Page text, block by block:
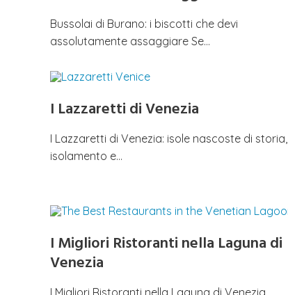
Bussolai di Burano: i biscotti che devi
assolutamente assaggiare Se…
I Lazzaretti di Venezia
I Lazzaretti di Venezia: isole nascoste di storia,
isolamento e…
I Migliori Ristoranti nella Laguna di
Venezia
I Migliori Ristoranti nella Laguna di Venezia